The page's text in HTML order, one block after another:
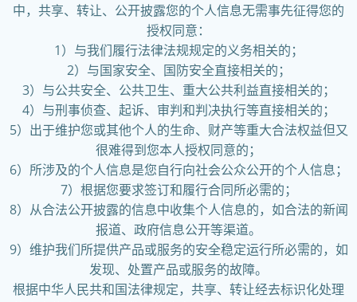
中，共享、转让、公开披露您的个人信息无需事先征得您的
授权同意：
1）与我们履行法律法规规定的义务相关的；
2）与国家安全、国防安全直接相关的；
3）与公共安全、公共卫生、重大公共利益直接相关的；
4）与刑事侦查、起诉、审判和判决执行等直接相关的；
5）出于维护您或其他个人的生命、财产等重大合法权益但又
很难得到您本人授权同意的；
6）所涉及的个人信息是您自行向社会公众公开的个人信息；
7）根据您要求签订和履行合同所必需的；
8）从合法公开披露的信息中收集个人信息的，如合法的新闻
报道、政府信息公开等渠道。
9）维护我们所提供产品或服务的安全稳定运行所必需的，如
发现、处置产品或服务的故障。
根据中华人民共和国法律规定，共享、转让经去标识化处理